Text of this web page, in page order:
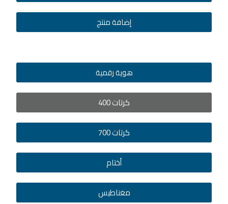
إضافة منتج
هوية رقمية
كرتات 400
كرتات 700
أختام
مغناطيس